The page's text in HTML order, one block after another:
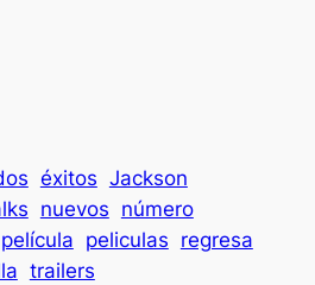
éxitos Jackson
nuevos número
película peliculas regresa
trailers